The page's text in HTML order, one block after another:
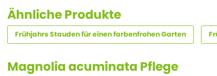
Ähnliche Produkte
Frühjahrs Stauden für einen farbenfrohen Garten
Magnolia acuminata Pflege